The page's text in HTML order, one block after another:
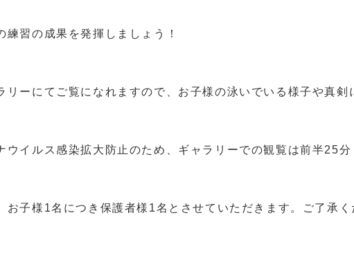
練習の成果を発揮しましょう！
リーにてご覧になれますので、お子様の泳いでいる様子や真剣
ウイルス感染拡大防止のため、ギャラリーでの観覧は前半25分
お子様1名につき保護者様1名とさせていただきます。ご了承く